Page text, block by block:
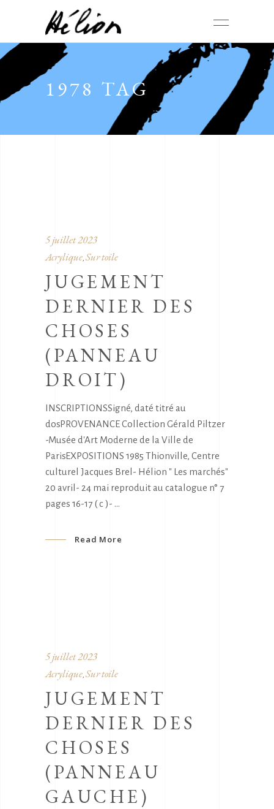
1978 TAG
5 juillet 2023
Acrylique, Sur toile
JUGEMENT
DERNIER DES
CHOSES
(PANNEAU
DROIT)
INSCRIPTIONSSigné, daté titré au
dosPROVENANCE Collection Gérald Piltzer
-Musée d'Art Moderne de la Ville de
ParisEXPOSITIONS 1985 Thionville, Centre
culturel Jacques Brel- Hélion " Les marchés"
20 avril- 24 mai reproduit au catalogue n° 7
pages 16-17 ( c )-
Read More
5 juillet 2023
Acrylique Sur toile
JUGEMENT
DERNIER DES
CHOSES
(PANNEAU
GAUCHE)